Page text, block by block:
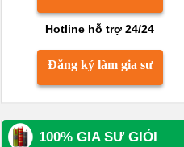
Hotline hỗ trợ 24/24
Đăng ký làm gia sư
100% GIA SƯ GIỎI